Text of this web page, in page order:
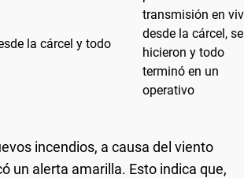
la cárcel y todo
incendios, a causa del viento
un alerta amarilla. Esto indica que,